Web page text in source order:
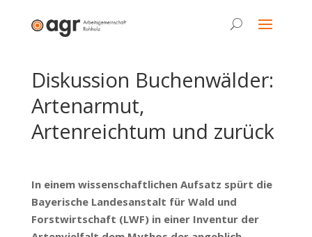
Diskussion Buchenwälder:
Artenarmut,
Artenreichtum und zurück
In einem wissenschaftlichen Aufsatz spürt die
Bayerische Landesanstalt für Wald und
Forstwirtschaft (LWF) in einer Inventur der